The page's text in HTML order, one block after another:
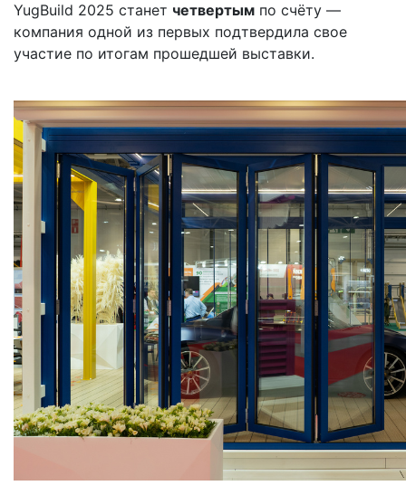
YugBuild 2025 станет четвертым по счёту —
компания одной из первых подтвердила свое
участие по итогам прошедшей выставки.